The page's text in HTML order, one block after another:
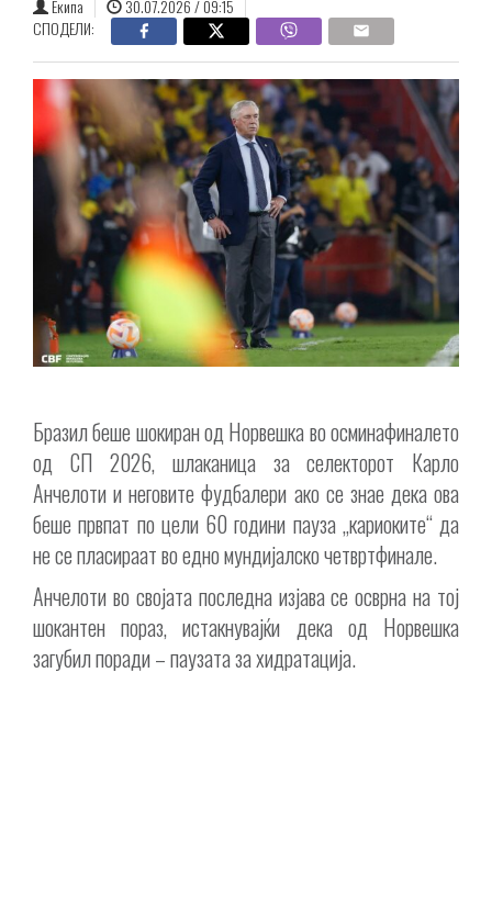
Екипа
30.07.2026 / 09:15
СПОДЕЛИ:
Бразил беше шокиран од Норвешка во осминафиналето
од СП 2026, шлаканица за селекторот Карло
Анчелоти и неговите фудбалери ако се знае дека ова
беше првпат по цели 60 години пауза „кариоките“ да
не се пласираат во едно мундијалско четвртфинале.
Анчелоти во својата последна изјава се осврна на тој
шокантен пораз, истакнувајќи дека од Норвешка
загубил поради – паузата за хидратација.